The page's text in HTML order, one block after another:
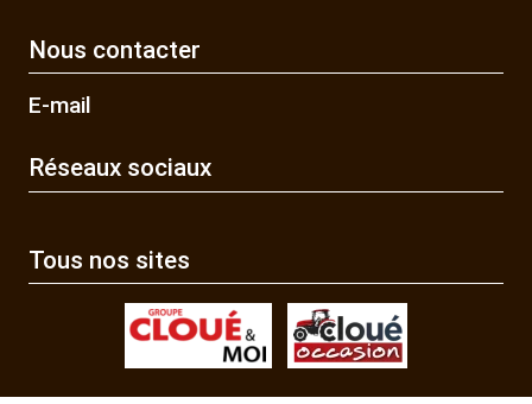
Nous contacter
E-mail
Réseaux sociaux
Tous nos sites